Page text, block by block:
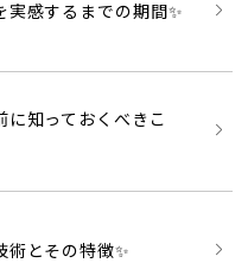
実感するまでの期間✨
に知っておくべきこ
術とその特徴✨